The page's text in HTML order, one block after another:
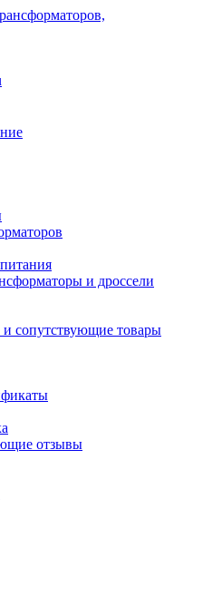
и дроссели
сопутствующие товары
отзывы